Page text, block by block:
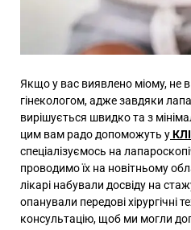
Якщо у вас виявлено міому, не
гінекологом, адже завдяки
вирішується швидко та з
цим вам радо допоможуть у
спеціалізуємось на
проводимо їх на новітньому
лікарі набували досвіду на
опанували передові хірургічні
консультацію, щоб ми могли